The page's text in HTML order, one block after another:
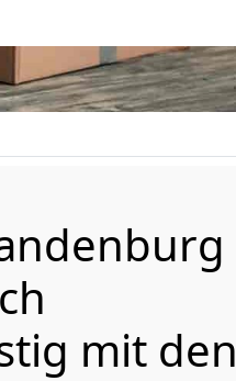
mit den